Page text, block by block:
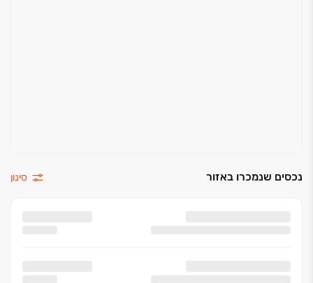
נכסים שנמכרו באזור סינון